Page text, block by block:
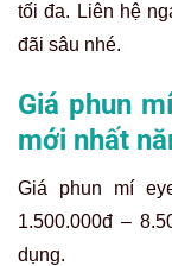
tối đa. Liên hệ
đãi sâu nhé.
Giá phun
mới nhất
Giá phun mí
1.500.000đ –
dụng.